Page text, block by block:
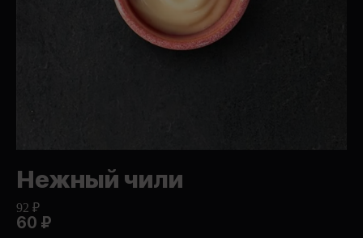
Нежный чили
92 ₽
60 ₽